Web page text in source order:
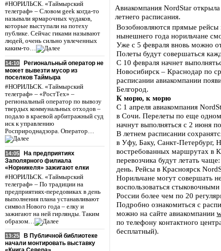
#НОРИЛЬСК. «Таймырский
телеграф» – Словом geek когда-то
называли ярмарочных чудаков,
которые выступали на потеху
публике. Сейчас гиками называют
людей, очень сильно увлеченных
каким-то…
14:10
Региональный оператор не
может вывезти мусор из
поселков Таймыра
#НОРИЛЬСК. «Таймырский
телеграф» – «РостТех» –
региональный оператор по вывозу
твердых коммунальных отходов –
подало в краевой арбитражный суд
иск к управлению
Росприроднадзора. Оператор…
14:05
На предприятиях
Заполярного филиала
«Норникеля» зажигают елки
#НОРИЛЬСК. «Таймырский
телеграф» – По традиции на
предприятиях-передовиках в день
выполнения плана устанавливают
символ Нового года – елку и
зажигают на ней гирлянды. Таким
образом…
13:25
В Публичной библиотеке
начали монтировать выставку
Авиакомпания NordStar
летнего расписания.
Возобновляются прямые рейсы
нынешнего года норильчане
Уже с 5 февраля вновь можно
Полеты будут совершаться
С 10 февраля начнет
Новосибирск – Краснодар по
расписании авиакомпании
Белгород.
К морю, к морю
С 1 апреля авиакомпания
в Сочи. Перелеты по еще
начнут выполняться с 2 июня
В летнем расписании
в Уфу, Баку, Санкт-Петербург,
востребованных маршрутах в
перевозчика будут летать
день. Рейсы в Красноярск
Норильчане могут совершать
воспользоваться
России более чем по 20
Подробно ознакомиться с
можно на сайте авиакомпании
по телефону контактного
бесплатный).